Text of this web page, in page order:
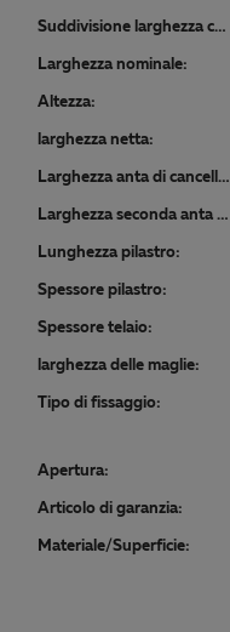
Suddivisione larghezza cancello:
Larghezza nominale:
Altezza:
larghezza netta:
Larghezza anta di cancello:
Larghezza seconda anta di cancello:
Lunghezza pilastro:
Spessore pilastro:
Spessore telaio:
larghezza delle maglie:
Tipo di fissaggio:
Apertura:
Articolo di garanzia:
Materiale/Superficie: